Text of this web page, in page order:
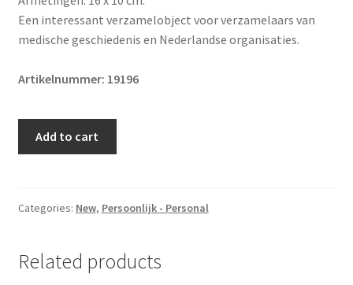
Een interessant verzamelobject voor verzamelaars van
medische geschiedenis en Nederlandse organisaties.
Artikelnummer: 19196
Red
sign
Add to cart
Categories: New, Persoonlijk - Personal
Related products